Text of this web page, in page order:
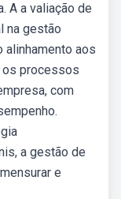
A a valiação de
na gestão
alinhamento aos
os processos
com
a gestão de
e